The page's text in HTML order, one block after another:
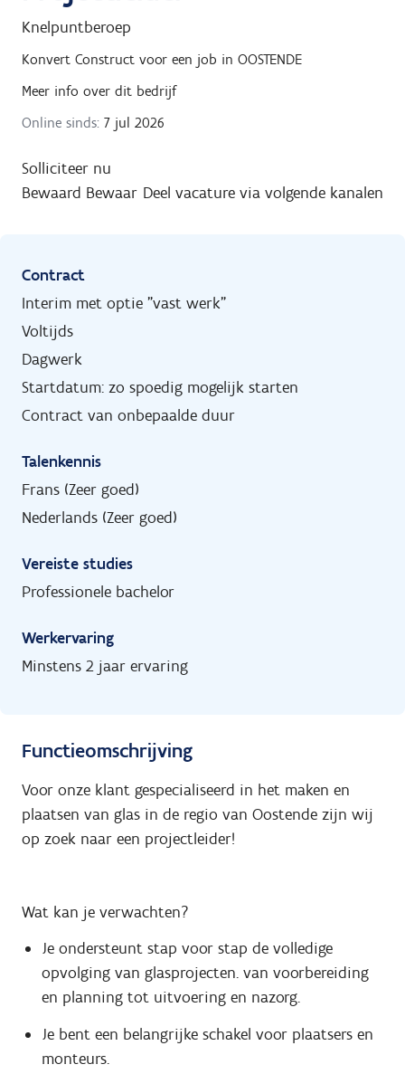
Knelpuntberoep
Konvert Construct voor een job in OOSTENDE
Meer info over dit bedrijf
Online sinds: 7 jul 2026
Solliciteer nu
Bewaard Bewaar Deel vacature via volgende kanalen
Contract
Interim met optie "vast werk"
Voltijds
Dagwerk
Startdatum: zo spoedig mogelijk starten
Contract van onbepaalde duur
Talenkennis
Frans (Zeer goed)
Nederlands (Zeer goed)
Vereiste studies
Professionele bachelor
Werkervaring
Minstens 2 jaar ervaring
Functieomschrijving
Voor onze klant gespecialiseerd in het maken en
plaatsen van glas in de regio van Oostende zijn wij
op zoek naar een projectleider!
Wat kan je verwachten?
Je ondersteunt stap voor stap de volledige
opvolging van glasprojecten. van voorbereiding
en planning tot uitvoering en nazorg.
Je bent een belangrijke schakel voor plaatsers en
monteurs.